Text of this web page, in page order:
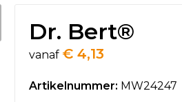
Dr. Bert®
vanaf € 4,13
Artikelnummer: MW24247